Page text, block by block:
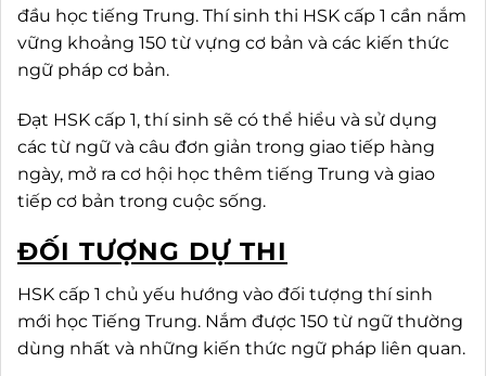
đầu học tiếng Trung. Thí sinh thi HSK cấp 1 cần nắm
vững khoảng 150 từ vựng cơ bản và các kiến thức
ngữ pháp cơ bản.
Đạt HSK cấp 1, thí sinh sẽ có thể hiểu và sử dụng
các từ ngữ và câu đơn giản trong giao tiếp hàng
ngày, mở ra cơ hội học thêm tiếng Trung và giao
tiếp cơ bản trong cuộc sống.
ĐỐI TƯỢNG DỰ THI
HSK cấp 1 chủ yếu hướng vào đối tượng thí sinh
mới học Tiếng Trung. Nắm được 150 từ ngữ thường
dùng nhất và những kiến thức ngữ pháp liên quan.